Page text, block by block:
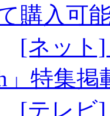
購入可
[ネット]
」特集
[テレビ]